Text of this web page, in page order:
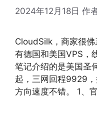
2024年12月18日 作
CloudSilk，商家很
有德国和美国VPS，
笔记介绍的是美国
起，三网回程9929
方向速度不错。 1、